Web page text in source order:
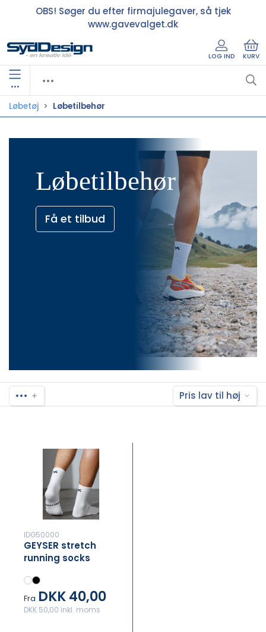
OBS! Søger du efter firmajulegaver, så tjek
www.gavevalget.dk
LOG IND KURV
•••
Løbetøj Løbetilbehør
Løbetilbehør
Få et tilbud
••• Pris lav til høj
IDG50000
GEYSER stretch
running socks
Fra DKK 40,00
DKK 50,00 inkl. moms